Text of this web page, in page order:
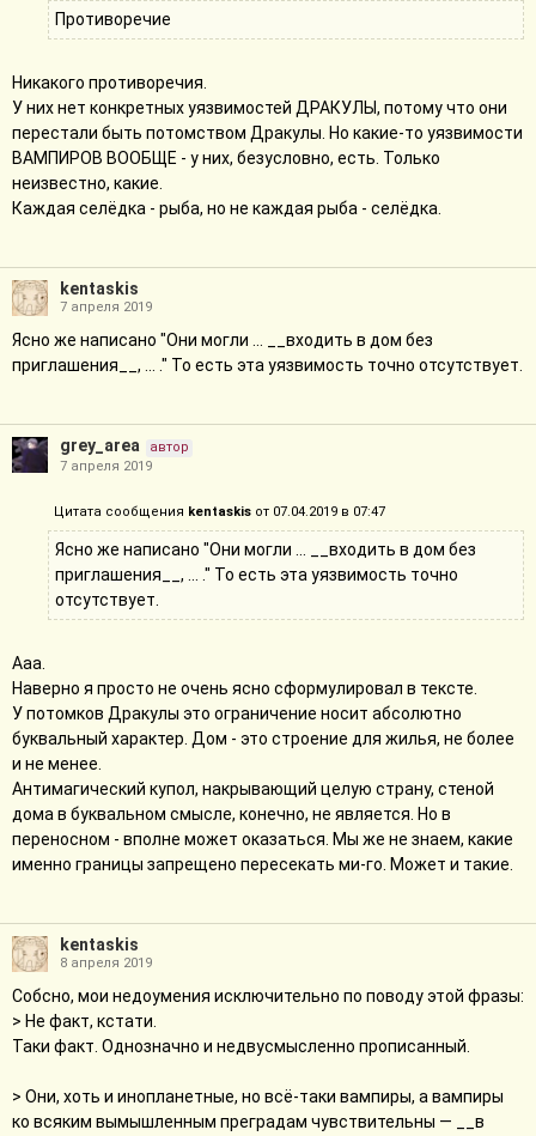
Противоречие
Никакого противоречия.
У них нет конкретных уязвимостей ДРАКУЛЫ, потому что они
перестали быть потомством Дракулы. Но какие-то уязвимости
ВАМПИРОВ ВООБЩЕ - у них, безусловно, есть. Только
неизвестно, какие.
Каждая селёдка - рыба, но не каждая рыба - селёдка.
kentaskis
7 апреля 2019
Ясно же написано "Они могли ... __входить в дом без
приглашения__, ... ." То есть эта уязвимость точно отсутствует.
grey_area
автор
7 апреля 2019
Цитата сообщения kentaskis от 07.04.2019 в 07:47
Ясно же написано "Они могли ... __входить в дом без
приглашения__, ... ." То есть эта уязвимость точно
отсутствует.
Ааа.
Наверно я просто не очень ясно сформулировал в тексте.
У потомков Дракулы это ограничение носит абсолютно
буквальный характер. Дом - это строение для жилья, не более
и не менее.
Антимагический купол, накрывающий целую страну, стеной
дома в буквальном смысле, конечно, не является. Но в
переносном - вполне может оказаться. Мы же не знаем, какие
именно границы запрещено пересекать ми-го. Может и такие.
kentaskis
8 апреля 2019
Собсно, мои недоумения исключительно по поводу этой фразы:
> Не факт, кстати.
Таки факт. Однозначно и недвусмысленно прописанный.
> Они, хоть и инопланетные, но всё-таки вампиры, а вампиры
ко всяким вымышленным преградам чувствительны — __в